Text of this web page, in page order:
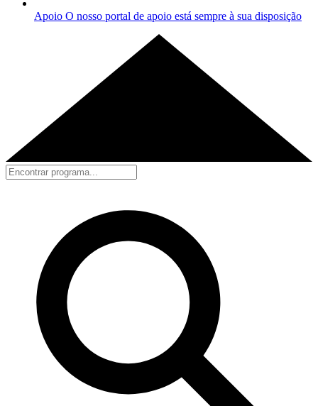
Apoio O nosso portal de apoio está sempre à sua disposição